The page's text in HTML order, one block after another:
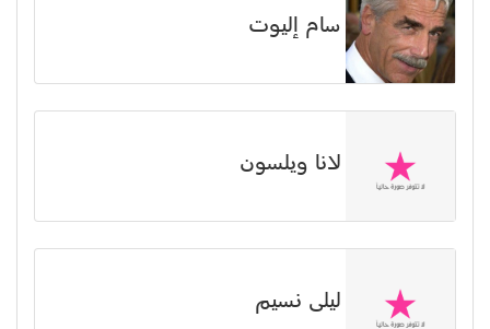
سام إليوت
لانا ويلسون
ليلى نسيم